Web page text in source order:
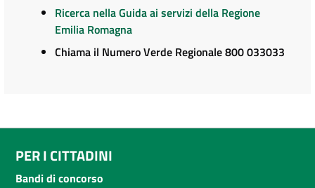
Ricerca nella Guida ai servizi della Regione
Emilia Romagna
Chiama il Numero Verde Regionale 800 033033
PER I CITTADINI
Bandi di concorso